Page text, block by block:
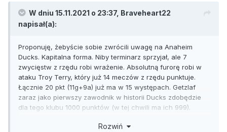
W dniu 15.11.2021 o 23:37, Braveheart22
napisał(a):
Proponuję, żebyście sobie zwrócili uwagę na Anaheim
Ducks. Kapitalna forma. Niby terminarz sprzyjał, ale 7
zwycięstw z rzędu robi wrażenie. Absolutną furorę robi w
ataku Troy Terry, który już 14 meczów z rzędu punktuje.
Łącznie 20 pkt (11g+9a) już ma w 15 występach. Getzlaf
zaraz jako pierwszy zawodnik w historii Ducks zdobędzie
dla tego klubu 1000 punktów (w tej chwili ma ich 999).
też w górnej połówce ligi na ten moment. W życiu bym nie
Rozwiń